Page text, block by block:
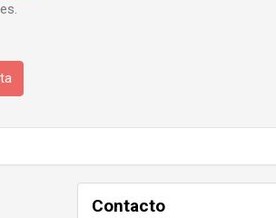
Contacto